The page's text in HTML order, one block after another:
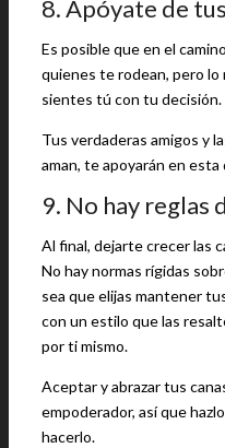
8. Apóyate de
Es posible que en el
quienes te rodean, pero
sientes tú con tu decisión.
Tus verdaderas amigos y
aman, te apoyarán en esta
9. No hay reglas
Al final, dejarte crecer las
No hay normas rígidas
sea que elijas mantener
con un estilo que las
por ti mismo.
Aceptar y abrazar tus
empoderador, así que
hacerlo.